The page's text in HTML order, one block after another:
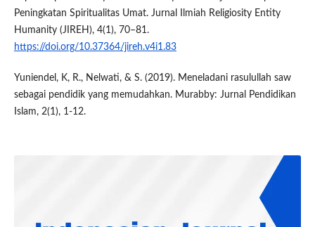
Peningkatan Spiritualitas Umat. Jurnal Ilmiah Religiosity Entity
Humanity (JIREH), 4(1), 70–81.
https://doi.org/10.37364/jireh.v4i1.83
Yuniendel, K, R., Nelwati, & S. (2019). Meneladani rasulullah saw
sebagai pendidik yang memudahkan. Murabby: Jurnal Pendidikan
Islam, 2(1), 1-12.